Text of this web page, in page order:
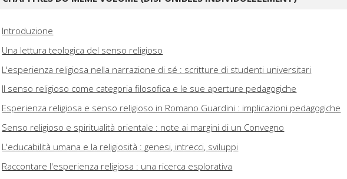
Introduzione
Una lettura teologica del senso religioso
L'esperienza religiosa nella narrazione di sé : scritture di studenti universitari
Il senso religioso come categoria filosofica e le sue aperture pedagogiche
Esperienza religiosa e senso religioso in Romano Guardini : implicazioni pedagogiche
Senso religioso e spiritualità orientale : note ai margini di un Convegno
L'educabilità umana e la religiosità : genesi, intrecci, sviluppi
Raccontare l'esperienza religiosa : una ricerca esplorativa